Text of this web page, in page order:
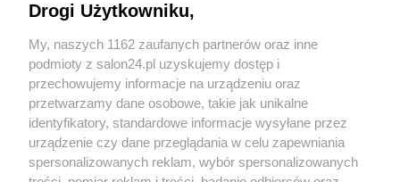
Sport
Społeczeństwo
Kultura
Drogi Użytkowniku,
My, naszych 1162 zaufanych partnerów oraz inne
podmioty z salon24.pl uzyskujemy dostęp i
przechowujemy informacje na urządzeniu oraz
przetwarzamy dane osobowe, takie jak unikalne
identyfikatory, standardowe informacje wysyłane przez
urządzenie czy dane przeglądania w celu zapewniania
spersonalizowanych reklam, wybór spersonalizowanych